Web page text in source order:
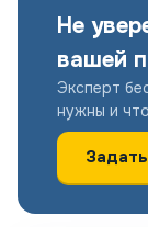
Не
вашей
Эксперт
нужны и